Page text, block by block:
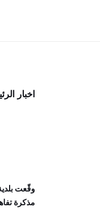
اخبار
وقّعت
مذكرة